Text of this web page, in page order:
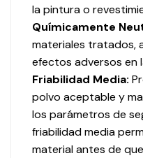
la pintura o
Químicamente
materiales tratados,
efectos adversos en
Friabilidad Media:
polvo aceptable y
los parámetros de
friabilidad media
material antes de